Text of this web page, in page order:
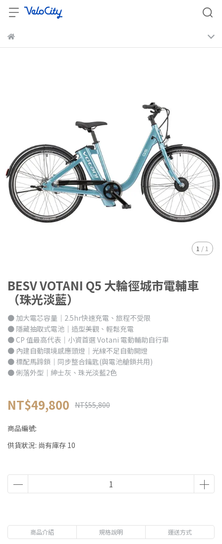
1 / 1
BESV VOTANI Q5 大輪徑城市電輔車
（珠光淡藍）
● 加大電芯容量｜2.5hr快速充電、旅程不受限
● 隱藏抽取式電池｜造型美觀、輕鬆充電
● CP 值最高代表｜小資首選 Votani 電動輔助自行車
● 內建自動環境感應頭燈｜光線不足自動開燈
● 標配馬蹄鎖｜同步整合鑰匙(與電池艙鎖共用)
● 俐落外型｜紳士灰、珠光淡藍2色
NT$49,800 NT$55,800
商品編號:
供貨狀況: 尚有庫存 10
商品介紹 規格說明 運送方式